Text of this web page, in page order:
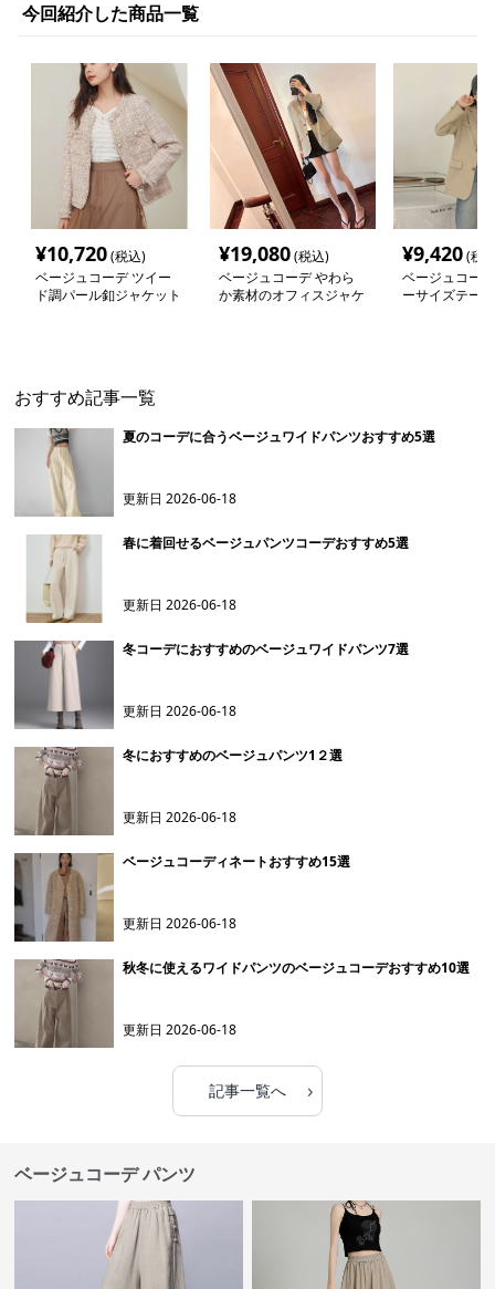
今回紹介した商品一覧
¥10,720(税込)
ベージュコーデ ツイー
ド調パール釦ジャケット
¥19,080(税込)
ベージュコーデ やわら
か素材のオフィスジャケ
¥9,420(税
ベージュコー
ーサイズテー
おすすめ記事一覧
夏のコーデに合うベージュワイドパンツおすすめ5選
更新日2026-06-18
春に着回せるベージュパンツコーデおすすめ5選
更新日2026-06-18
冬コーデにおすすめのベージュワイドパンツ7選
更新日2026-06-18
冬におすすめのベージュパンツ1２選
更新日2026-06-18
ベージュコーディネートおすすめ15選
更新日2026-06-18
秋冬に使えるワイドパンツのベージュコーデおすすめ10選
更新日2026-06-18
記事一覧へ ›
ベージュコーデ パンツ